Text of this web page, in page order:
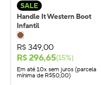
SALE
Handle It Western Boot
Infantil
R$ 349,00
R$296,65(15%)
Em até 10x sem juros (parcela
mínima de R$50,00)